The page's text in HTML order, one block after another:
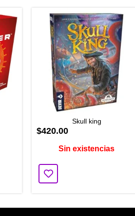
Skull king
$420.00
Sin existencias